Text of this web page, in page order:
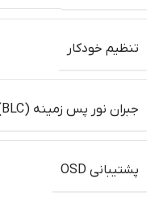
تنظیم خودکار
جبران نور پس زمینه (BLC)
پشتیبانی OSD